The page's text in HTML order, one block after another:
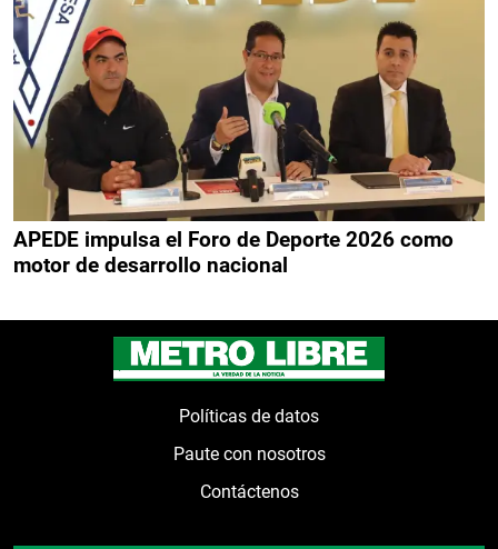
APEDE impulsa el Foro de Deporte 2026 como
motor de desarrollo nacional
Políticas de datos
Paute con nosotros
Contáctenos